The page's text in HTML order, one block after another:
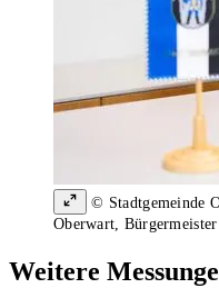
© Stadtgemeinde
Oberwart,
Weitere